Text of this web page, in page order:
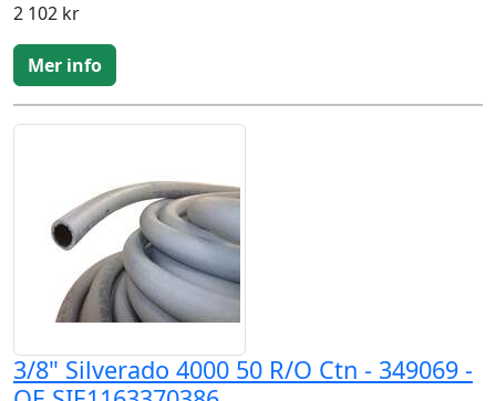
2 102 kr
Mer info
3/8" Silverado 4000 50 R/O Ctn - 349069 -